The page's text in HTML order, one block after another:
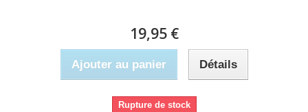
19,95 €
Ajouter au panier Détails
Rupture de stock